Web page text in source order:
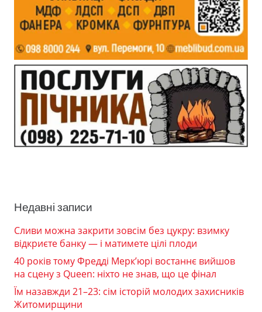
Недавні записи
Сливи можна закрити зовсім без цукру: взимку
відкриєте банку — і матимете цілі плоди
40 років тому Фредді Мерк’юрі востаннє вийшов
на сцену з Queen: ніхто не знав, що це фінал
Їм назавжди 21–23: сім історій молодих захисників
Житомирщини